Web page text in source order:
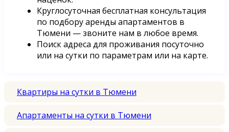
Круглосуточная бесплатная консультация
по подбору аренды апартаментов в
Тюмени — звоните нам в любое время.
Поиск адреса для проживания посуточно
или на сутки по параметрам или на карте.
Квартиры на сутки в Тюмени
Апартаменты на сутки в Тюмени